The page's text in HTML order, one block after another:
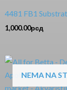
4481 FB1
1,000.00рсд
NEMA NA